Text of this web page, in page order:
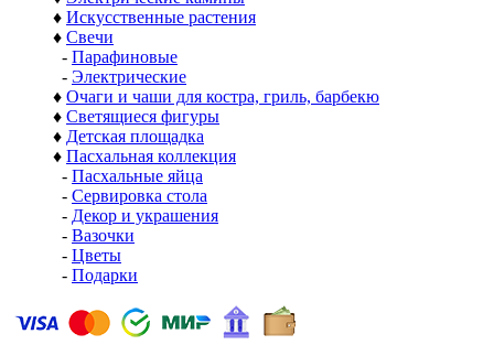
♦ Искусственные растения
♦ Свечи
- Парафиновые
- Электрические
♦ Очаги и чаши для костра, гриль, барбекю
♦ Светящиеся фигуры
♦ Детская площадка
♦ Пасхальная коллекция
- Пасхальные яйца
- Сервировка стола
- Декор и украшения
- Вазочки
- Цветы
- Подарки